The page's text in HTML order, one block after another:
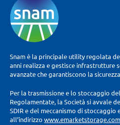
Snam è la principale utility regolata
anni realizza e gestisce infrastrutture
avanzate che garantiscono la
Per la trasmissione e lo stoccaggio
Regolamentate, la Società si avvale
SDIR e del meccanismo di stoccaggio
all’indirizzo www.emarketstorage.com